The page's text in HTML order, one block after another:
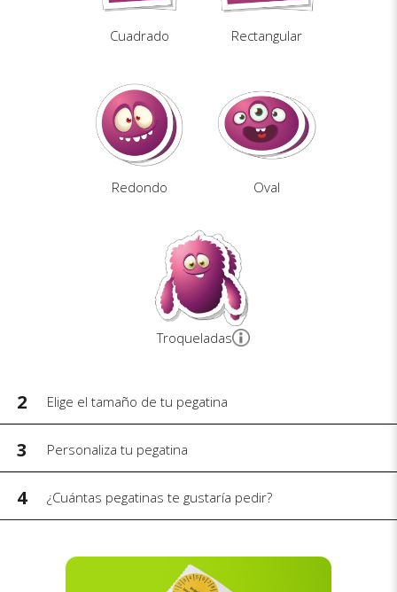
Cuadrado Rectangular
Redondo Oval
Troqueladas
2 Elige el tamaño de tu pegatina
3 Personaliza tu pegatina
4 ¿Cuántas pegatinas te gustaría pedir?